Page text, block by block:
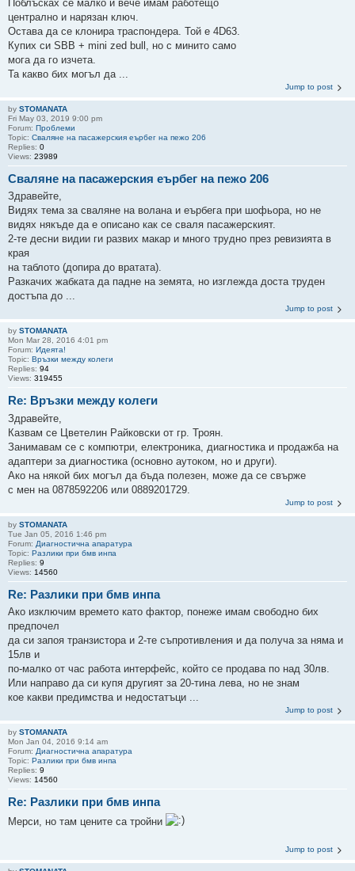
Поблъсках се малко и вече имам работещо
централно и нарязан ключ.
Остава да се клонира траспондера. Той е 4D63.
Купих си SBB + mini zed bull, но с минито само
мога да го изчета.
Та какво бих могъл да ...
Jump to post
by STOMANATA
Fri May 03, 2019 9:00 pm
Forum: Проблеми
Topic: Сваляне на пасажерския еърбег на пежо 206
Replies: 0
Views: 23989
Сваляне на пасажерския еърбег на пежо 206
Здравейте,
Видях тема за сваляне на волана и еърбега при шофьора, но не
видях някъде да е описано как се сваля пасажерският.
2-те десни видии ги развих макар и много трудно през ревизията в
края
на таблото (допира до вратата).
Разкачих жабката да падне на земята, но изглежда доста труден
достъпа до ...
Jump to post
by STOMANATA
Mon Mar 28, 2016 4:01 pm
Forum: Идеята!
Topic: Връзки между колеги
Replies: 94
Views: 319455
Re: Връзки между колеги
Здравейте,
Казвам се Цветелин Райковски от гр. Троян.
Занимавам се с компютри, електроника, диагностика и продажба на
адаптери за диагностика (основно аутоком, но и други).
Ако на някой бих могъл да бъда полезен, може да се свърже
с мен на 0878592206 или 0889201729.
Jump to post
by STOMANATA
Tue Jan 05, 2016 1:46 pm
Forum: Диагностична апаратура
Topic: Разлики при бмв инпа
Replies: 9
Views: 14560
Re: Разлики при бмв инпа
Ако изключим времето като фактор, понеже имам свободно бих
предпочел
да си запоя транзистора и 2-те съпротивления и да получа за няма и
15лв и
по-малко от час работа интерфейс, който се продава по над 30лв.
Или направо да си купя другият за 20-тина лева, но не знам
кое какви предимства и недостатъци ...
Jump to post
by STOMANATA
Mon Jan 04, 2016 9:14 am
Forum: Диагностична апаратура
Topic: Разлики при бмв инпа
Replies: 9
Views: 14560
Re: Разлики при бмв инпа
Мерси, но там цените са тройни
Jump to post